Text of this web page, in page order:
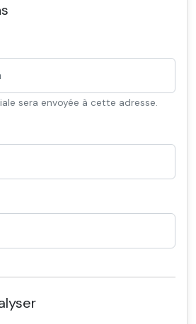
sera envoyée à cette adresse.